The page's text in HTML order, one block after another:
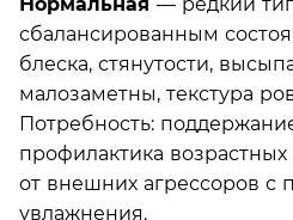
сбалансированным
блеска, стянутости,
малозаметны, текстура
Потребность:
профилактика
от внешних агрессоров с
увлажнения.